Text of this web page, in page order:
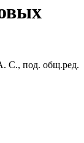
С., под. общ.ред.